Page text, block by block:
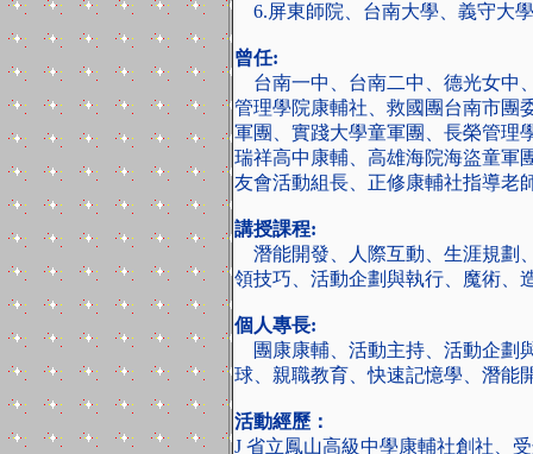
6.屏東師院、台南大學、義守大
曾任:
台南一中、台南二中、德光女中
管理學院康輔社、救國團台南市團
軍團、實踐大學童軍團、長榮管理
瑞祥高中康輔、高雄海院海盜童軍
友會活動組長、正修康輔社指導老
講授課程:
潛能開發、人際互動、生涯規劃
領技巧、活動企劃與執行、魔術
個人專長:
團康康輔、活動主持、活動企劃
球、親職教育、快速記憶學、潛能
活動經歷：
J 省立鳳山高級中學康輔社創社、